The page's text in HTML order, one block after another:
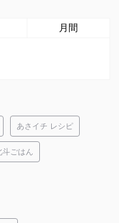
月間
あさイチ レシピ
斗ごはん